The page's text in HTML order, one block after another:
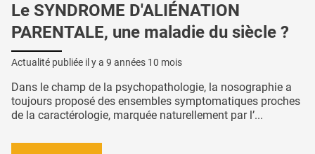
Le SYNDROME D'ALIÉNATION
PARENTALE, une maladie du siècle ?
Actualité publiée il y a 9 années 10 mois
Dans le champ de la psychopathologie, la nosographie a
toujours proposé des ensembles symptomatiques proches
de la caractérologie, marquée naturellement par l’...